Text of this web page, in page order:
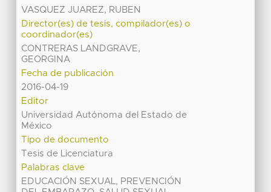
VASQUEZ JUAREZ, RUBEN
Director(es) de tesis, compilador(es) o
coordinador(es)
CONTRERAS LANDGRAVE,
GEORGINA
Fecha de publicación
2016-04-19
Editor
Universidad Autónoma del Estado de
México
Tipo de documento
Tesis de Licenciatura
Palabras clave
EDUCACIÓN SEXUAL, PREVENCIÓN